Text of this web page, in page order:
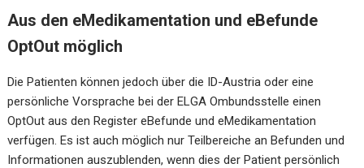
Aus den eMedikamentation und eBefunde
OptOut möglich
Die Patienten können jedoch über die ID-Austria oder eine
persönliche Vorsprache bei der ELGA Ombundsstelle einen
OptOut aus den Register eBefunde und eMedikamentation
verfügen. Es ist auch möglich nur Teilbereiche an Befunden und
Informationen auszublenden, wenn dies der Patient persönlich